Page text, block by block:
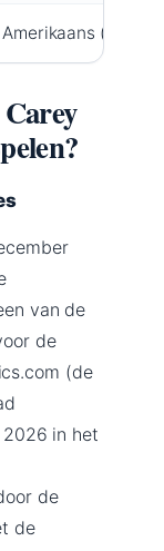
Amerikaans
van de
de
(de
in het
de
de